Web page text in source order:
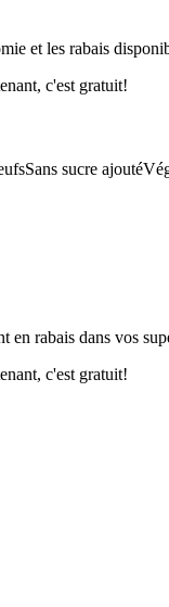
et les rabais
c'est gratuit!
Sans sucre ajouté
en rabais dans vos
c'est gratuit!